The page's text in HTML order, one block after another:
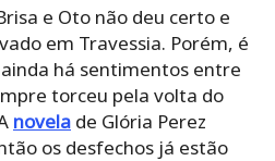
e Oto não deu certo e
em Travessia. Porém, é
há sentimentos entre
torceu pela volta do
novela de Glória Perez
os desfechos já estão